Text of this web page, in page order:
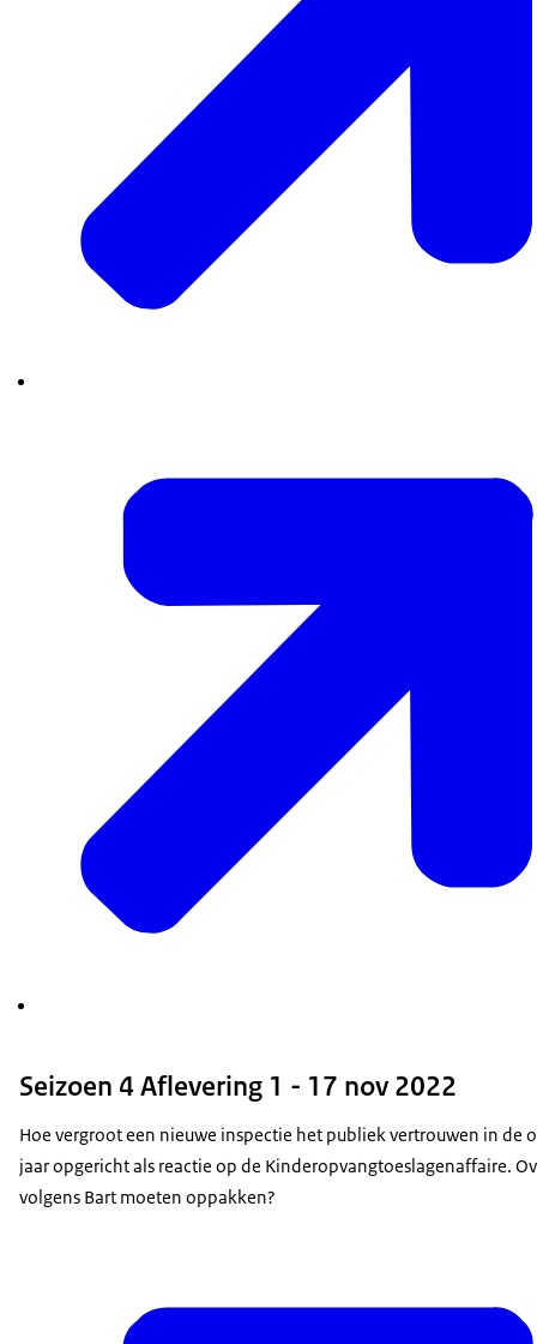
Seizoen 4 Aflevering 1 - 17 nov 2022
Hoe vergroot een nieuwe inspectie het publiek vertrouwen in de
jaar opgericht als reactie op de Kinderopvangtoeslagenaffaire.
volgens Bart moeten oppakken?